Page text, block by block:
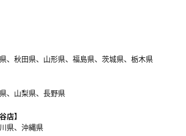
、秋田県、山形県、福島県、茨城県、栃木県
、山梨県、長野県
店】
県、沖縄県